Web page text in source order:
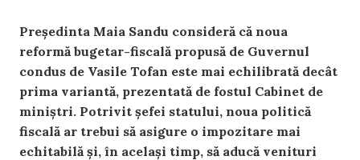
Președinta Maia Sandu consideră că noua
reformă bugetar-fiscală propusă de Guvernul
condus de Vasile Tofan este mai echilibrată decât
prima variantă, prezentată de fostul Cabinet de
miniștri. Potrivit șefei statului, noua politică
fiscală ar trebui să asigure o impozitare mai
echitabilă și, în același timp, să aducă venituri